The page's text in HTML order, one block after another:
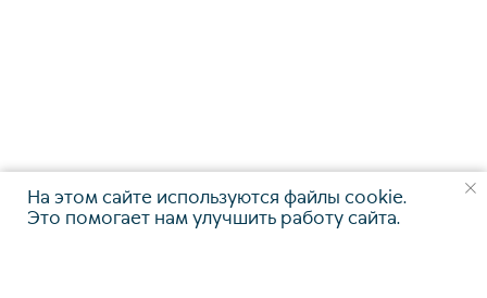
На этом сайте используются файлы cookie.
Это помогает нам улучшить работу сайта.